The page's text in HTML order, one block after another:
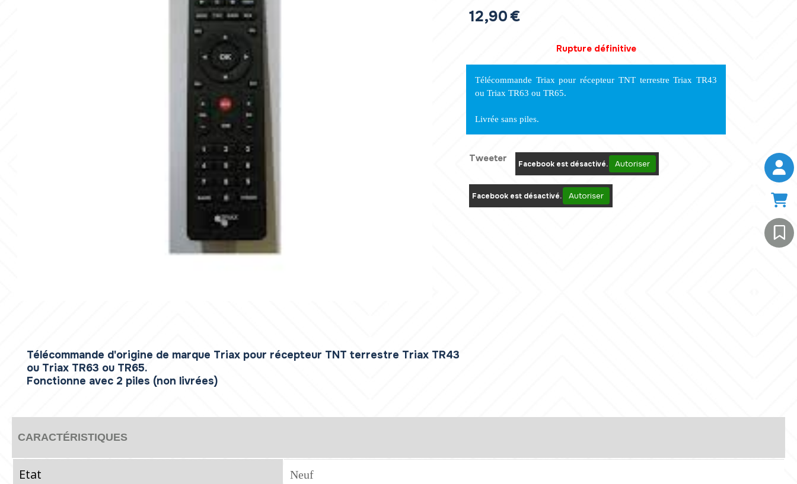
12,90€
Rupture définitive
Télécommande Triax pour récepteur TNT terrestre Triax TR43
ou Triax TR63 ou TR65.
Livrée sans piles.
Tweeter Facebook est désactivé. Autoriser
Facebook est désactivé. Autoriser
Télécommande d'origine de marque Triax pour récepteur TNT terrestre Triax TR43
ou Triax TR63 ou TR65.
Fonctionne avec 2 piles (non livrées)
CARACTÉRISTIQUES
Etat Neuf